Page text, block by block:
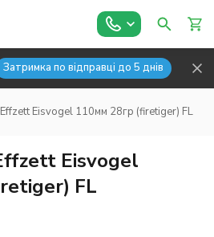
Затримка по відправці до 5 днів
Eisvogel 110мм 28гр (firetiger) FL
Eisvogel
FL